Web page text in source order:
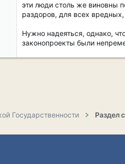
эти люди столь же виновны
раздоров, для всех
Нужно надеяться, однако,
законопроекты были
Государственности